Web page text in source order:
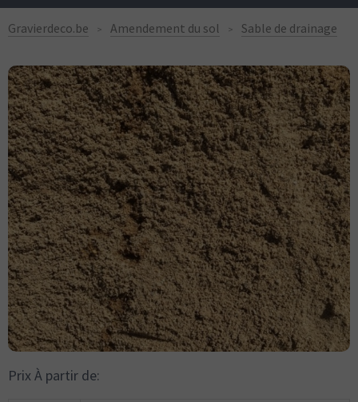
Gravierdeco.be Amendement du sol Sable de drainage
Prix À partir de: